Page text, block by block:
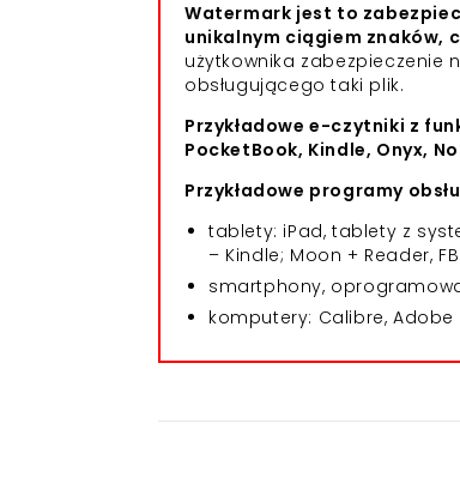
Watermark jest to
unikalnym ciągiem znaków,
użytkownika
obsługującego taki plik.
Przykładowe e-czytniki z
PocketBook, Kindle, Onyx,
Przykładowe programy
tablety: iPad, tablety z
– Kindle; Moon + Reader,
smartphony,
komputery: Calibre, Adobe